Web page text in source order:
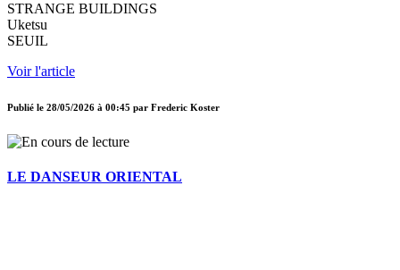
STRANGE BUILDINGS
Uketsu
SEUIL
Voir l'article
Publié le 28/05/2026 à 00:45 par Frederic Koster
LE DANSEUR ORIENTAL